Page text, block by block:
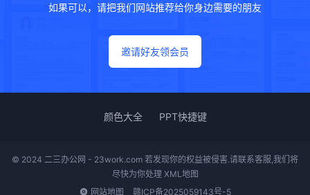
如果可以，请把我们网站推荐给你身边需要的朋友
邀请好友领会员
颜色大全 PPT快捷键
© 2024 二三办公网 - 23work.com 若发现你的权益被侵害.请联系客服,我们将
尽快为你处理 XML地图
网站地图
赣ICP备2025059143号-5